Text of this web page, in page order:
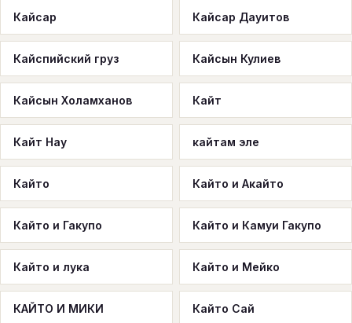
Кайсар Кайсар Дауитов
Кайспийский груз Кайсын Кулиев
Кайсын Холамханов Кайт
Кайт Нау кайтам эле
Кайто Кайто и Акайто
Кайто и Гакупо Кайто и Камуи Гакупо
Кайто и лука Кайто и Мейко
КАЙТО И МИКИ Кайто Сай